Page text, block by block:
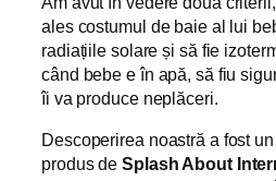
ales costumul de baie al lui
radiațiile solare și să fie
când bebe e în apă, să fiu
îi va produce neplăceri.
Descoperirea noastră a fost
produs deSplash About